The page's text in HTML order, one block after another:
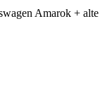
Amarok + alte